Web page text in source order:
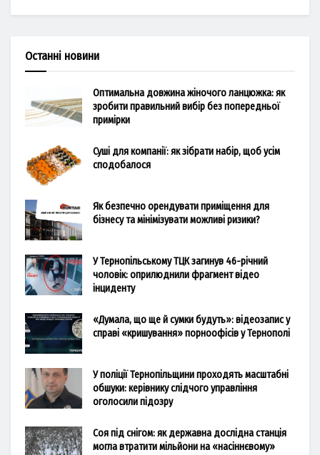
Останні новини
Оптимальна довжина жіночого ланцюжка: як
зробити правильний вибір без попередньої
примірки
Суші для компанії: як зібрати набір, щоб усім
сподобалося
Як безпечно орендувати приміщення для
бізнесу та мінімізувати можливі ризики?
У Тернопільському ТЦК загинув 46-річний
чоловік: оприлюднили фрагмент відео
інциденту
«Думала, що ще й сумки будуть»: відеозапис у
справі «кришування» порноофісів у Тернополі
У поліції Тернопільщини проходять масштабні
обшуки: керівнику слідчого управління
оголосили підозру
Соя під снігом: як державна дослідна станція
могла втратити мільйони на «насіннєвому»